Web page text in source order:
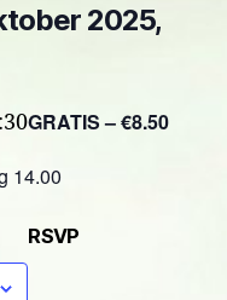
2025,
GRATIS – €8.50
14.00
RSVP